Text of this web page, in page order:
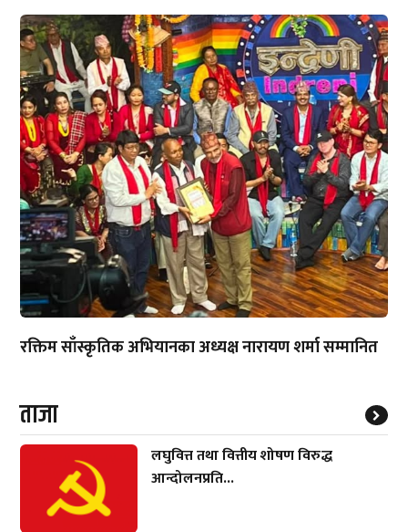
रक्तिम साँस्कृतिक अभियानका अध्यक्ष नारायण शर्मा सम्मानित
ताजा
लघुवित्त तथा वित्तीय शोषण विरुद्ध
आन्दोलनप्रति...